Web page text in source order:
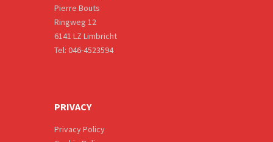
Pierre Bouts
Ringweg 12
6141 LZ Limbricht
Tel: 046-4523594
PRIVACY
Privacy Policy